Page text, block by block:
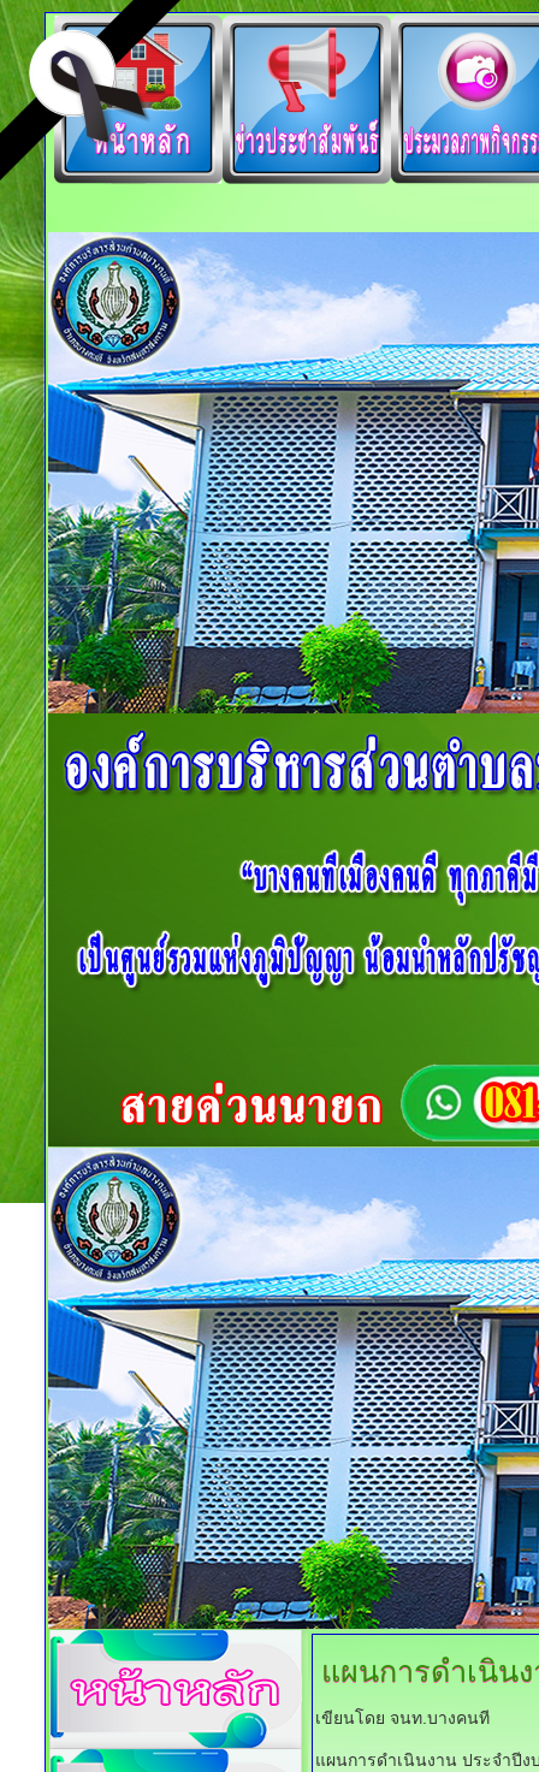
แผนการดำเนิน
เขียนโดย จนท.บางคนที
แผนการดำเนินงาน ประจำปี